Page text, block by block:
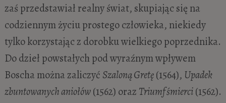
zaś przedstawiał realny świat, skupiając się na
codziennym życiu prostego człowieka, niekiedy
tylko korzystając z dorobku wielkiego poprzednika.
Do dzieł powstałych pod wyraźnym wpływem
Boscha można zaliczyć Szaloną Gretę(1564), Upadek
zbuntowanych aniołów(1562) oraz Triumf śmierci(1562).